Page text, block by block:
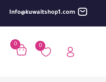
Info@kuwaitshop1.com
0
0